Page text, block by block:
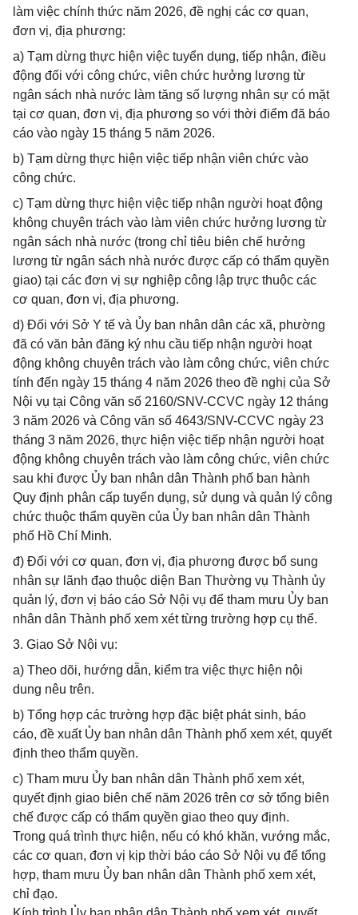
làm việc chính thức năm 2026, đề nghị các cơ quan,
đơn vị, địa phương:
a) Tạm dừng thực hiện việc tuyển dụng, tiếp nhận, điều
động đối với công chức, viên chức hưởng lương từ
ngân sách nhà nước làm tăng số lượng nhân sự có mặt
tại cơ quan, đơn vị, địa phương so với thời điểm đã báo
cáo vào ngày 15 tháng 5 năm 2026.
b) Tạm dừng thực hiện việc tiếp nhận viên chức vào
công chức.
c) Tạm dừng thực hiện việc tiếp nhận người hoạt động
không chuyên trách vào làm viên chức hưởng lương từ
ngân sách nhà nước (trong chỉ tiêu biên chế hưởng
lương từ ngân sách nhà nước được cấp có thẩm quyền
giao) tại các đơn vị sự nghiệp công lập trực thuộc các
cơ quan, đơn vị, địa phương.
d) Đối với Sở Y tế và Ủy ban nhân dân các xã, phường
đã có văn bản đăng ký nhu cầu tiếp nhận người hoạt
động không chuyên trách vào làm công chức, viên chức
tính đến ngày 15 tháng 4 năm 2026 theo đề nghị của Sở
Nội vụ tại Công văn số 2160/SNV-CCVC ngày 12 tháng
3 năm 2026 và Công văn số 4643/SNV-CCVC ngày 23
tháng 3 năm 2026, thực hiện việc tiếp nhận người hoạt
động không chuyên trách vào làm công chức, viên chức
sau khi được Ủy ban nhân dân Thành phố ban hành
Quy định phân cấp tuyển dụng, sử dụng và quản lý công
chức thuộc thẩm quyền của Ủy ban nhân dân Thành
phố Hồ Chí Minh.
đ) Đối với cơ quan, đơn vị, địa phương được bổ sung
nhân sự lãnh đạo thuộc diện Ban Thường vụ Thành ủy
quản lý, đơn vị báo cáo Sở Nội vụ để tham mưu Ủy ban
nhân dân Thành phố xem xét từng trường hợp cụ thể.
3. Giao Sở Nội vụ:
a) Theo dõi, hướng dẫn, kiểm tra việc thực hiện nội
dung nêu trên.
b) Tổng hợp các trường hợp đặc biệt phát sinh, báo
cáo, đề xuất Ủy ban nhân dân Thành phố xem xét, quyết
định theo thẩm quyền.
c) Tham mưu Ủy ban nhân dân Thành phố xem xét,
quyết định giao biên chế năm 2026 trên cơ sở tổng biên
chế được cấp có thẩm quyền giao theo quy định.
Trong quá trình thực hiện, nếu có khó khăn, vướng mắc,
các cơ quan, đơn vị kịp thời báo cáo Sở Nội vụ để tổng
hợp, tham mưu Ủy ban nhân dân Thành phố xem xét,
chỉ đạo.